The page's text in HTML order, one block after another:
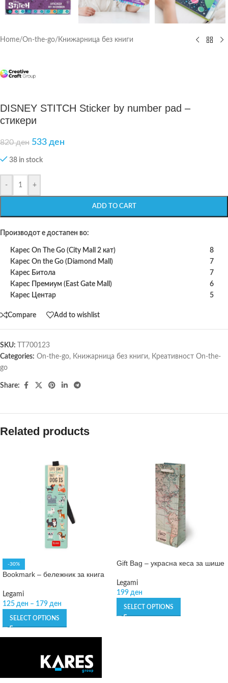
Home/On-the-go/ Книжарница без книги
DISNEY STITCH Sticker by number pad –
стикери
820ден 533 ден
38 in stock
- +
ADD TO CART
Производот е достапен во:
Карес On The Go (City Mall 2 кат)
8
Карес On the Go (Diamond Mall)
7
Карес Битола
7
Карес Премиум (East Gate Mall)
6
Карес Центар
5
Compare Add to wishlist
SKU:
TT700123
Categories: On-the-go, Книжарница без книги, Креативност On-the-
go
Share:
Related products
-30%
Bookmark – бележник за книга
Legami
125 ден – 179 ден
SELECT OPTIONS
Gift Bag – украсна кеса за шише
Legami
199 ден
SELECT OPTIONS